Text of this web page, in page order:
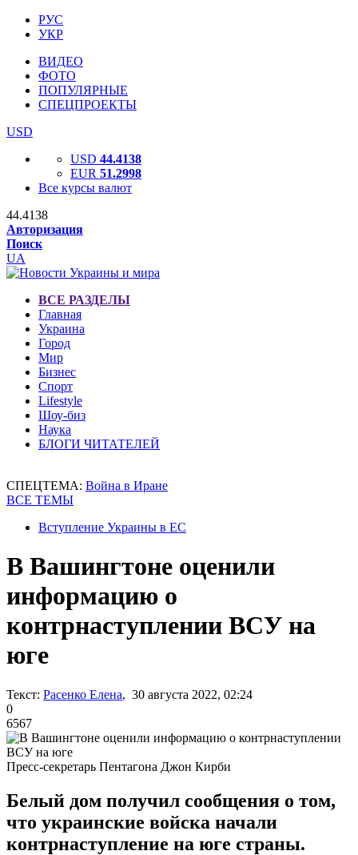
РУС
УКР
ВИДЕО
ФОТО
ПОПУЛЯРНЫЕ
СПЕЦПРОЕКТЫ
USD
USD 44.4138
EUR 51.2998
Все курсы валют
44.4138
Авторизация
Поиск
UA
ВСЕ РАЗДЕЛЫ
Главная
Украина
Город
Мир
Бизнес
Спорт
Lifestyle
Шоу-биз
Наука
БЛОГИ ЧИТАТЕЛЕЙ
СПЕЦТЕМА: Война в Иране
ВСЕ ТЕМЫ
Вступление Украины в ЕС
В Вашингтоне оценили
информацию о
контрнаступлении ВСУ на
юге
Текст: Расенко Елена, 30 августа 2022, 02:24
0
6567
Пресс-секретарь Пентагона Джон Кирби
Белый дом получил сообщения о том,
что украинские войска начали
контрнаступление на юге страны.